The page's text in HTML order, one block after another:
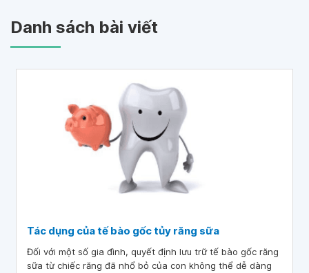
Danh sách bài viết
Tác dụng của tế bào gốc tủy răng sữa
Đối với một số gia đình, quyết định lưu trữ tế bào gốc răng
sữa từ chiếc răng đã nhổ bỏ của con không thể dễ dàng